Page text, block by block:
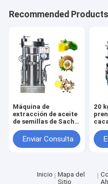
Recommended Products
Máquina de
extracción de aceite
de semillas de Sacha
Inchi, pequeña
máquina hidráulica,
prensadora de aceite
Enviar Consulta
20
Inicio
Mapa del
Sitio